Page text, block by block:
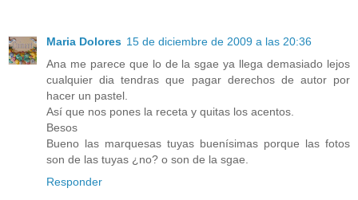
Maria Dolores 15 de diciembre de 2009 a las 20:36
Ana me parece que lo de la sgae ya llega demasiado lejos
cualquier dia tendras que pagar derechos de autor por
hacer un pastel.
Así que nos pones la receta y quitas los acentos.
Besos
Bueno las marquesas tuyas buenísimas porque las fotos
son de las tuyas ¿no? o son de la sgae.
Responder